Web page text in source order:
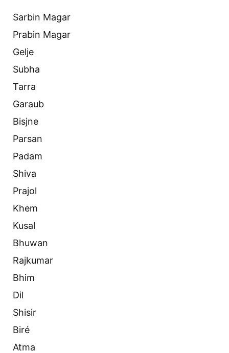
Sarbin Magar
Prabin Magar
Gelje
Subha
Tarra
Garaub
Bisjne
Parsan
Padam
Shiva
Prajol
Khem
Kusal
Bhuwan
Rajkumar
Bhim
Dil
Shisir
Biré
Atma